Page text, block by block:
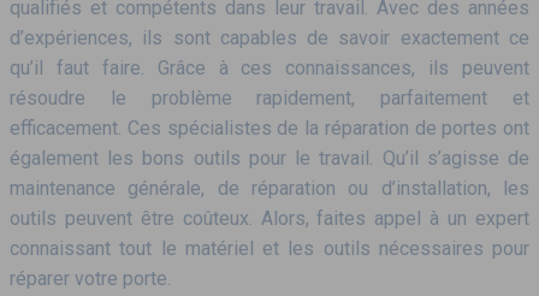
qualifiés et compétents dans leur travail. Avec des années
d’expériences, ils sont capables de savoir exactement ce
qu’il faut faire. Grâce à ces connaissances, ils peuvent
résoudre le problème rapidement, parfaitement et
efficacement. Ces spécialistes de la réparation de portes ont
également les bons outils pour le travail. Qu’il s’agisse de
maintenance générale, de réparation ou d’installation, les
outils peuvent être coûteux. Alors, faites appel à un expert
connaissant tout le matériel et les outils nécessaires pour
réparer votre porte.